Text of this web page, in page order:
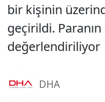
bir kişinin
geçirildi.
değerlendiriliyor
DHA